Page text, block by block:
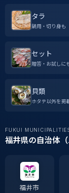
タラ
鍋用・切り身も
セット
贈答・お試しに
貝類
ホタテ以外を掲
FUKUI
福井県の自治体（
福井市